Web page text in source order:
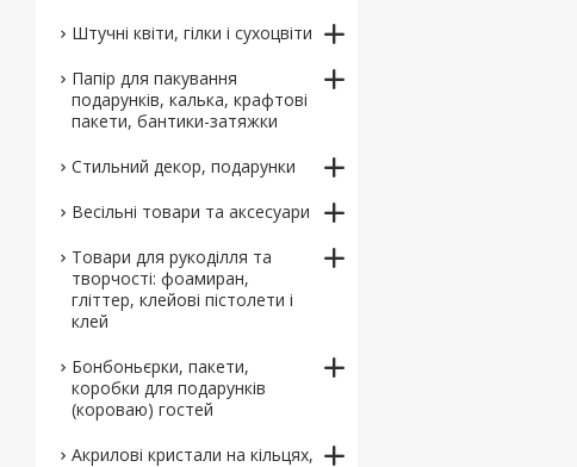
Штучні квіти, гілки і сухоцвіти
Папір для пакування
подарунків, калька, крафтові
пакети, бантики-затяжки
Стильний декор, подарунки
Весільні товари та аксесуари
Товари для рукоділля та
творчості: фоамиран,
гліттер, клейові пістолети і
клей
Бонбоньєрки, пакети,
коробки для подарунків
(короваю) гостей
Акрилові кристали на кільцях,